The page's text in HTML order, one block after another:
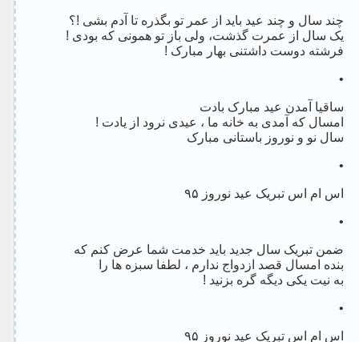
چند سال و چند عید باید از عمر تو بگذره تا آدم بشی !؟
یک سال از عمرت گذشت، ولی باز تو همونی که بودی !
فرشته دوست داشتنی بهار مبارک !
•
ساقیا آمدن عید مبارک بادت
امسال که آمدی به خانه ما ، عیدی نرود از یادت !
سال نو و نوروز باستانی مبارک
•
اس ام اس تبریک عید نوروز ۹۵
•
ضمن تبریک سال جدید باید خدمت شما عرض کنم که
بنده امسال قصد ازدواج ندارم ، لطفا سبزه ها را
به نیت یکی دیگه گره بزنید !
•
اس ام اس تبریک عید نوروز ۹۵